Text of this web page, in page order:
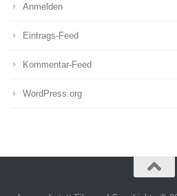
Anmelden
Eintrags-Feed
Kommentar-Feed
WordPress.org